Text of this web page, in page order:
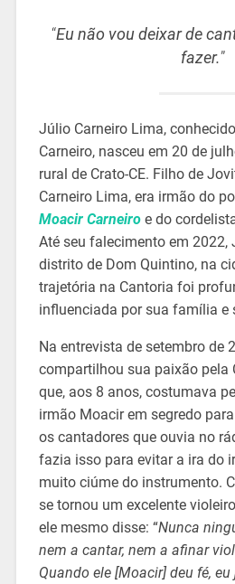
“Eu não vou deixar de
fazer.”
Júlio Carneiro Lima,
Carneiro, nasceu em 20 de
rural de Crato-CE. Filho de
Carneiro Lima, era irmão do
Moacir Carneiroe do
Até seu falecimento em 2022,
distrito de Dom Quintino, na
trajetória na Cantoria foi
influenciada por sua família e
Na entrevista de setembro de
compartilhou sua paixão pela
que, aos 8 anos, costumava
irmão Moacir em segredo
os cantadores que ouvia no
fazia isso para evitar a ira do
muito ciúme do instrumento.
se tornou um excelente
ele mesmo disse: “Nunca
nem a cantar, nem a afinar
Quando ele [Moacir] deu fé,